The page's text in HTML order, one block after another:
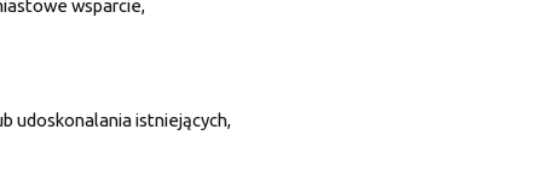
wsparcie,
udoskonalania istniejących,